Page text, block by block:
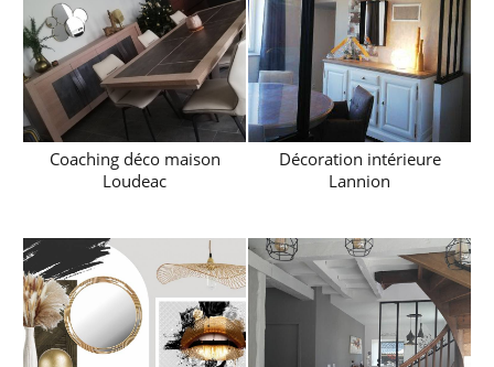
Coaching déco maison
Loudeac
Décoration intérieure
Lannion